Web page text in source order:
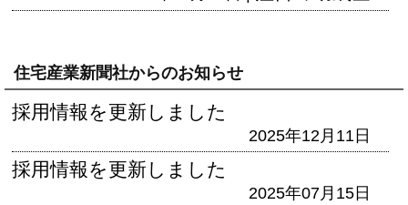
住宅産業新聞社からのお知らせ
採用情報を更新しました
2025年12月11日
採用情報を更新しました
2025年07月15日